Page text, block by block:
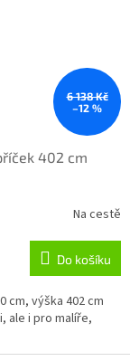
6 138 Kč
–12 %
402 cm
Na cestě
Do košíku
cm, výška 402 cm
ale i pro malíře,